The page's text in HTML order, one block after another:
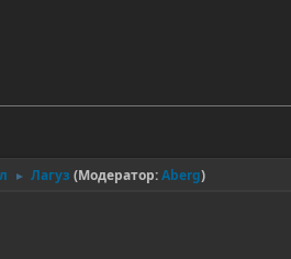
► Лагуз (Модератор:Aberg)